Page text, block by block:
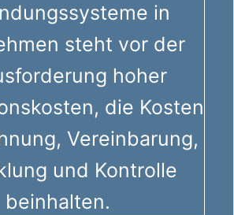
in
steht vor der
hoher
die Kosten
Vereinbarung,
und Kontrolle
beinhalten.